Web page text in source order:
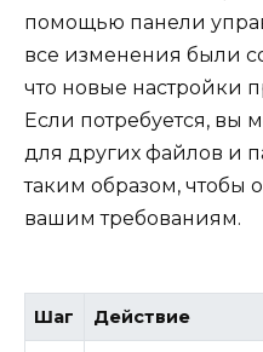
помощью панели
все изменения были
что новые настройки
Если потребуется, вы
для других файлов и
таким образом, чтобы
вашим требованиям.
Шаг Действие